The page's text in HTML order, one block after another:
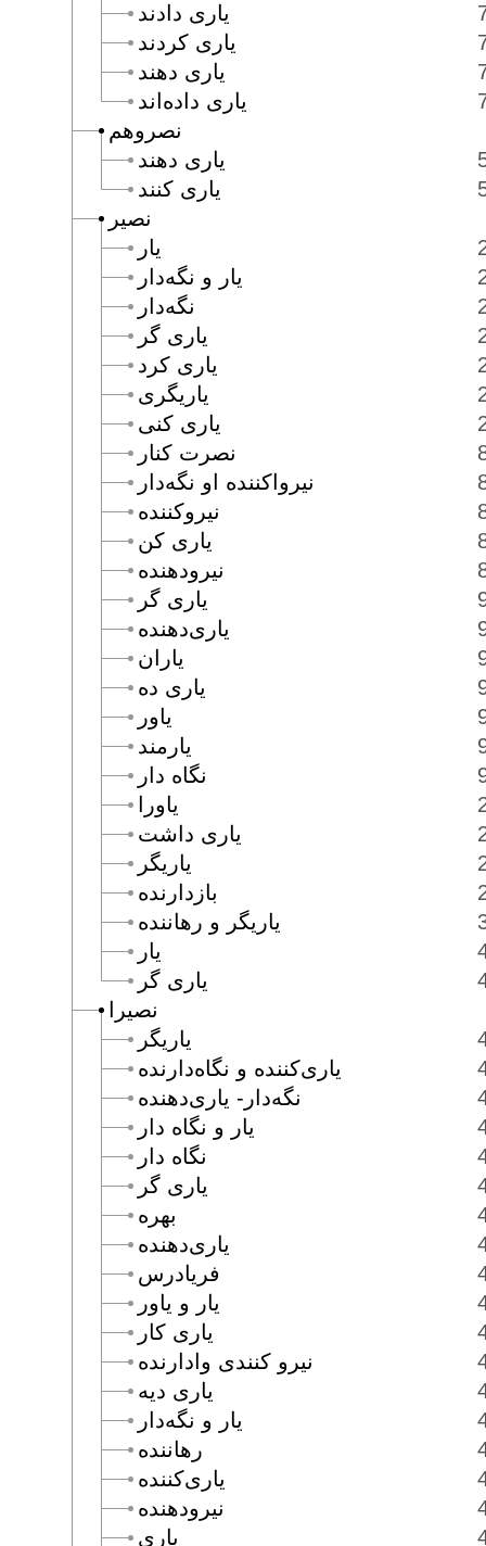
نصروهم
نصير
نصيرا
يارى دادند
يارى كردند
يارى دهند
يارى داده‌اند
يارى دهند
يارى كنند
يار
يار و نگه‌دار
نگه‌دار
يارى گر
يارى كرد
ياريگرى
يارى كنى
نصرت كنار
نيرواكننده او نگه‌دار
نيروكننده
يارى كن
نيرودهنده
يارى گر
يارى‌دهنده
ياران
يارى ده
ياور
يارمند
نگاه دار
ياورا
يارى داشت
ياريگر
بازدارنده
ياريگر و رهاننده
يار
يارى گر
ياريگر
يارى‌كننده و نگاه‌دارنده
نگه‌دار- يارى‌دهنده
يار و نگاه دار
نگاه دار
يارى گر
بهره
يارى‌دهنده
فريادرس
يار و ياور
يارى كار
نيرو كنندى وادارنده
يارى ديه
يار و نگه‌دار
رهاننده
يارى‌كننده
نيرودهنده
يارى